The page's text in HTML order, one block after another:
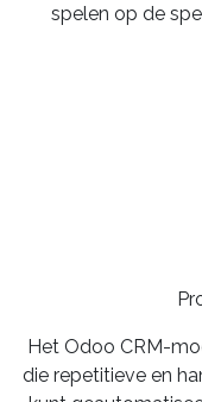
spelen op de
Het Odoo CRM-
die repetitieve en